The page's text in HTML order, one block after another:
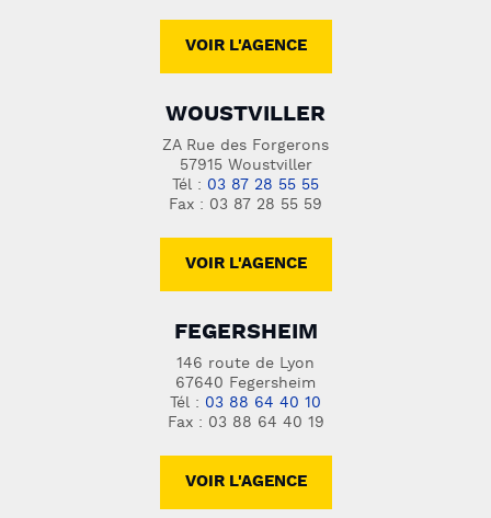
VOIR L'AGENCE
WOUSTVILLER
ZA Rue des Forgerons
57915 Woustviller
Tél : 03 87 28 55 55
Fax : 03 87 28 55 59
VOIR L'AGENCE
FEGERSHEIM
146 route de Lyon
67640 Fegersheim
Tél : 03 88 64 40 10
Fax : 03 88 64 40 19
VOIR L'AGENCE